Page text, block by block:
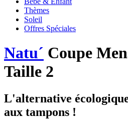
Thèmes
Soleil
Offres Spéciales
Natu´ Coupe
Taille 2
L'alternative
aux tampons !